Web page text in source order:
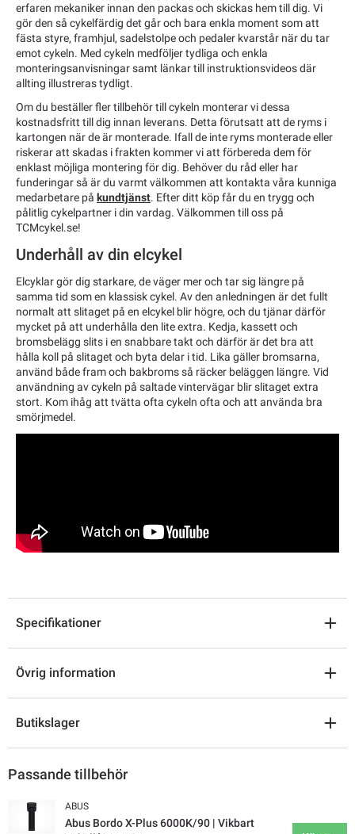
erfaren mekaniker innan den packas och skickas hem till dig. Vi
gör den så cykelfärdig det går och bara enkla moment som att
fästa styre, framhjul, sadelstolpe och pedaler kvarstår när du tar
emot cykeln. Med cykeln medföljer tydliga och enkla
monteringsanvisningar samt länkar till instruktionsvideos där
allting illustreras tydligt.
Om du beställer fler tillbehör till cykeln monterar vi dessa
kostnadsfritt till dig innan leverans. Detta förutsatt att de ryms i
kartongen när de är monterade. Ifall de inte ryms monterade eller
riskerar att skadas i frakten kommer vi att förbereda dem för
enklast möjliga montering för dig. Behöver du råd eller har
funderingar så är du varmt välkommen att kontakta våra kunniga
medarbetare på kundtjänst. Efter ditt köp får du en trygg och
pålitlig cykelpartner i din vardag. Välkommen till oss på
TCMcykel.se!
Underhåll av din elcykel
Elcyklar gör dig starkare, de väger mer och tar sig längre på
samma tid som en klassisk cykel. Av den anledningen är det fullt
normalt att slitaget på en elcykel blir högre, och du tjänar därför
mycket på att underhålla den lite extra. Kedja, kassett och
bromsbelägg slits i en snabbare takt och därför är det bra att
hålla koll på slitaget och byta delar i tid. Lika gäller bromsarna,
använd både fram och bakbroms så räcker beläggen längre. Vid
användning av cykeln på saltade vintervägar blir slitaget extra
stort. Kom ihåg att tvätta ofta cykeln ofta och att använda bra
smörjmedel.
Specifikationer
Övrig information
Butikslager
Passande tillbehör
ABUS
Abus Bordo X-Plus 6000K/90 | Vikbart